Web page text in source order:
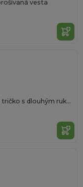
vesta
Dámské polopřiléhavé tričko s dlouhým rukávem a jemným lemem